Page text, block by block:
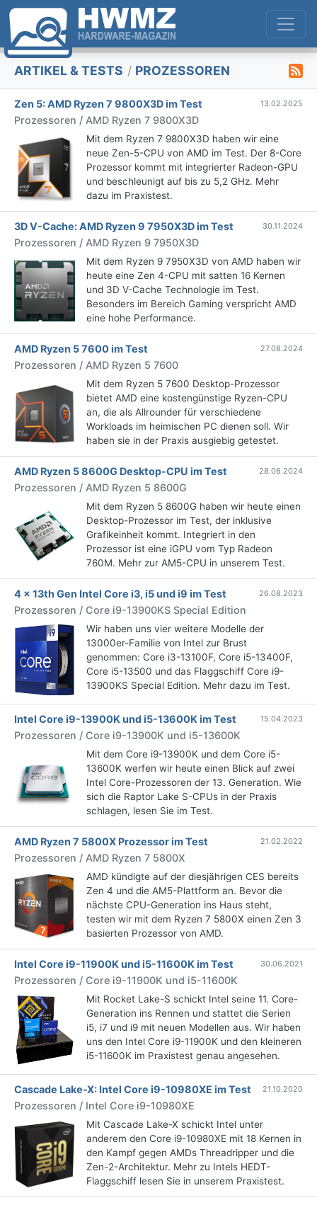
ARTIKEL & TESTS / PROZESSOREN
13.02.2025
Zen 5: AMD Ryzen 7 9800X3D im Test
Prozessoren / AMD Ryzen 7 9800X3D
Mit dem Ryzen 7 9800X3D haben wir eine
neue Zen-5-CPU von AMD im Test. Der 8-Core
Prozessor kommt mit integrierter Radeon-GPU
und beschleunigt auf bis zu 5,2 GHz. Mehr
dazu im Praxistest.
30.11.2024
3D V-Cache: AMD Ryzen 9 7950X3D im Test
Prozessoren / AMD Ryzen 9 7950X3D
Mit dem Ryzen 9 7950X3D von AMD haben wir
heute eine Zen 4-CPU mit satten 16 Kernen
und 3D V-Cache Technologie im Test.
Besonders im Bereich Gaming verspricht AMD
eine hohe Performance.
27.08.2024
AMD Ryzen 5 7600 im Test
Prozessoren / AMD Ryzen 5 7600
Mit dem Ryzen 5 7600 Desktop-Prozessor
bietet AMD eine kostengünstige Ryzen-CPU
an, die als Allrounder für verschiedene
Workloads im heimischen PC dienen soll. Wir
haben sie in der Praxis ausgiebig getestet.
28.06.2024
AMD Ryzen 5 8600G Desktop-CPU im Test
Prozessoren / AMD Ryzen 5 8600G
Mit dem Ryzen 5 8600G haben wir heute einen
Desktop-Prozessor im Test, der inklusive
Grafikeinheit kommt. Integriert in den
Prozessor ist eine iGPU vom Typ Radeon
760M. Mehr zur AM5-CPU in unserem Test.
26.08.2023
4 x 13th Gen Intel Core i3, i5 und i9 im Test
Prozessoren / Core i9-13900KS Special Edition
Wir haben uns vier weitere Modelle der
13000er-Familie von Intel zur Brust
genommen: Core i3-13100F, Core i5-13400F,
Core i5-13500 und das Flaggschiff Core i9-
13900KS Special Edition. Mehr dazu im Test.
15.04.2023
Intel Core i9-13900K und i5-13600K im Test
Prozessoren / Core i9-13900K und i5-13600K
Mit dem Core i9-13900K und dem Core i5-
13600K werfen wir heute einen Blick auf zwei
Intel Core-Prozessoren der 13. Generation. Wie
sich die Raptor Lake S-CPUs in der Praxis
schlagen, lesen Sie im Test.
21.02.2022
AMD Ryzen 7 5800X Prozessor im Test
Prozessoren / AMD Ryzen 7 5800X
AMD kündigte auf der diesjährigen CES bereits
Zen 4 und die AM5-Plattform an. Bevor die
nächste CPU-Generation ins Haus steht,
testen wir mit dem Ryzen 7 5800X einen Zen 3
basierten Prozessor von AMD.
30.06.2021
Intel Core i9-11900K und i5-11600K im Test
Prozessoren / Core i9-11900K und i5-11600K
Mit Rocket Lake-S schickt Intel seine 11. Core-
Generation ins Rennen und stattet die Serien
i5, i7 und i9 mit neuen Modellen aus. Wir haben
uns den Intel Core i9-11900K und den kleineren
i5-11600K im Praxistest genau angesehen.
21.10.2020
Cascade Lake-X: Intel Core i9-10980XE im Test
Prozessoren / Intel Core i9-10980XE
Mit Cascade Lake-X schickt Intel unter
anderem den Core i9-10980XE mit 18 Kernen in
den Kampf gegen AMDs Threadripper und die
Zen-2-Architektur. Mehr zu Intels HEDT-
Flaggschiff lesen Sie in unserem Praxistest.